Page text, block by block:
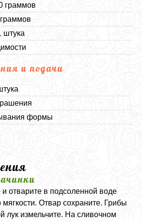
граммов
штука
и подачи
формы
и отварите в подсоленной воде
Отвар сохраните. Грибы
лук измельчите. На сливочном